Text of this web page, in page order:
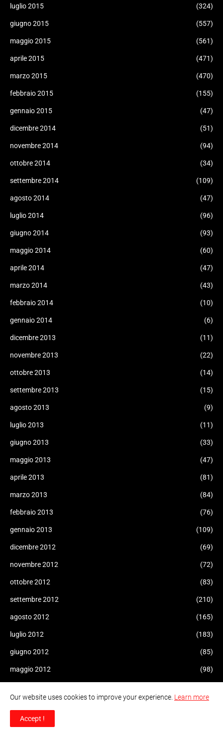
luglio 2015 (324)
giugno 2015 (557)
maggio 2015 (561)
aprile 2015 (471)
marzo 2015 (470)
febbraio 2015 (155)
gennaio 2015 (47)
dicembre 2014 (51)
novembre 2014 (94)
ottobre 2014 (34)
settembre 2014 (109)
agosto 2014 (47)
luglio 2014 (96)
giugno 2014 (93)
maggio 2014 (60)
aprile 2014 (47)
marzo 2014 (43)
febbraio 2014 (10)
gennaio 2014 (6)
dicembre 2013 (11)
novembre 2013 (22)
ottobre 2013 (14)
settembre 2013 (15)
agosto 2013 (9)
luglio 2013 (11)
giugno 2013 (33)
maggio 2013 (47)
aprile 2013 (81)
marzo 2013 (84)
febbraio 2013 (76)
gennaio 2013 (109)
dicembre 2012 (69)
novembre 2012 (72)
ottobre 2012 (83)
settembre 2012 (210)
agosto 2012 (165)
luglio 2012 (183)
giugno 2012 (85)
maggio 2012 (98)
febbraio 2012
Our website uses cookies to improve your experience. Learn more
Accept !